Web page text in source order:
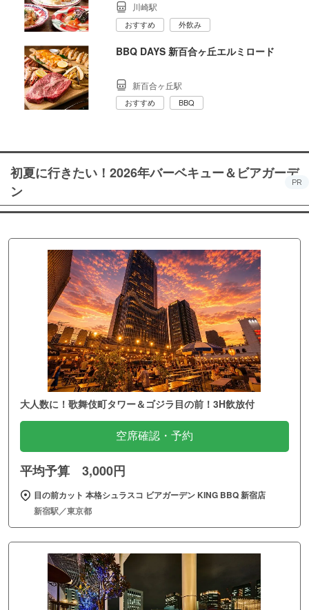
川崎駅
おすすめ 外飲み
BBQ DAYS 新百合ヶ丘エルミロード
新百合ヶ丘駅
おすすめ BBQ
初夏に行きたい！2026年バーベキュー＆ビアガーデ
ン
PR
大人数に！歌舞伎町タワー＆ゴジラ目の前！3H飲放付
空席確認・予約
平均予算 3,000円
目の前カット 本格シュラスコ ビアガーデン KING BBQ 新宿店
新宿駅／東京都